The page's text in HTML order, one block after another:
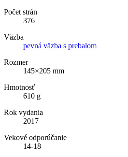
Počet strán
376
Väzba
pevná väzba s prebalom
Rozmer
145×205 mm
Hmotnosť
610 g
Rok vydania
2017
Vekové odporúčanie
14-18